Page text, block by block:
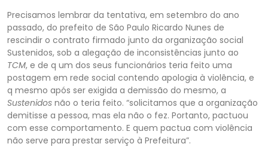
Precisamos lembrar da tentativa, em setembro do ano
passado, do prefeito de São Paulo Ricardo Nunes de
rescindir o contrato firmado junto da organização social
Sustenidos, sob a alegação de inconsistências junto ao
TCM, e de q um dos seus funcionários teria feito uma
postagem em rede social contendo apologia à violência, e
q mesmo após ser exigida a demissão do mesmo, a
Sustenidos não o teria feito. “solicitamos que a organização
demitisse a pessoa, mas ela não o fez. Portanto, pactuou
com esse comportamento. E quem pactua com violência
não serve para prestar serviço à Prefeitura”.